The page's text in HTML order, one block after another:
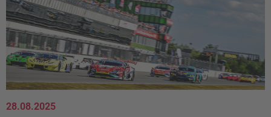
28.08.2025